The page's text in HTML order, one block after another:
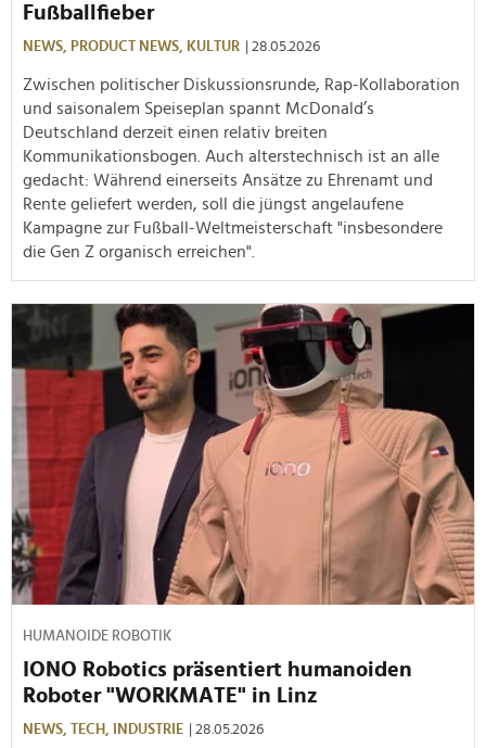
Fußballfieber
NEWS, PRODUCT NEWS, KULTUR | 28.05.2026
Zwischen politischer Diskussionsrunde, Rap-Kollaboration
und saisonalem Speiseplan spannt McDonald’s
Deutschland derzeit einen relativ breiten
Kommunikationsbogen. Auch alterstechnisch ist an alle
gedacht: Während einerseits Ansätze zu Ehrenamt und
Rente geliefert werden, soll die jüngst angelaufene
Kampagne zur Fußball-Weltmeisterschaft "insbesondere
die Gen Z organisch erreichen".
HUMANOIDE ROBOTIK
IONO Robotics präsentiert humanoiden
Roboter "WORKMATE" in Linz
NEWS, TECH, INDUSTRIE | 28.05.2026